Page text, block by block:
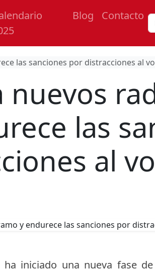
Blog Contacto
las sanciones por distracciones al
nuevos
las
al
ha iniciado una nueva fase